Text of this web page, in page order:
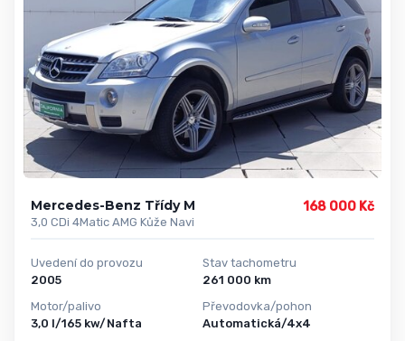
Mercedes-Benz Třídy M
3,0 CDi 4Matic AMG Kůže Navi
168 000 Kč
Uvedení do provozu
2005
Motor/palivo
3,0 l/165 kw/Nafta
Stav tachometru
261 000 km
Převodovka/pohon
Automatická/4x4